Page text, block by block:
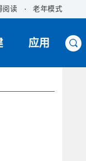
阅读 老年模式
应用